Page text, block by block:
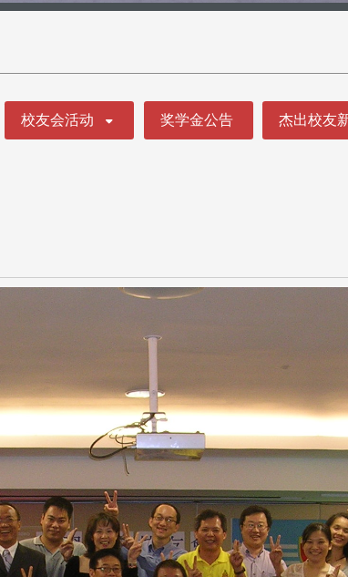
校友会活动 奖学金公告 杰出校友